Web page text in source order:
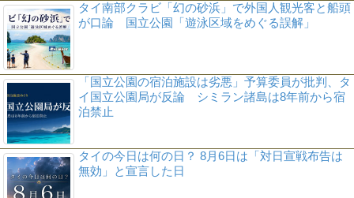
タイ南部クラビ「幻の砂浜」で外国人観光客と船頭
が口論 国立公園「遊泳区域をめぐる誤解」
「国立公園の宿泊施設は劣悪」予算委員が批判、タ
イ国立公園局が反論 シミラン諸島は8年前から宿
泊禁止
タイの今日は何の日？ 8月6日は「対日宣戦布告は
無効」と宣言した日